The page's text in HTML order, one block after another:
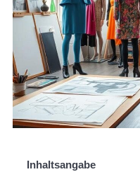
Inhaltsangabe